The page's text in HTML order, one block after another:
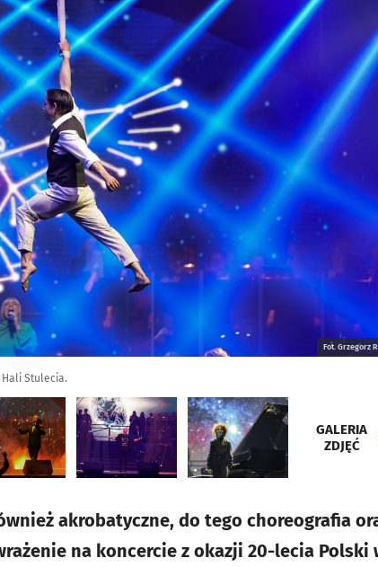
Fot. Grzegorz
Stulecia.
GALERIA
ZDJĘĆ
akrobatyczne, do tego choreografia
na koncercie z okazji 20-lecia Polski